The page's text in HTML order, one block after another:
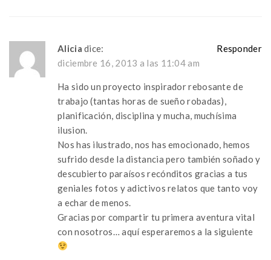
Alicia dice:
diciembre 16, 2013 a las 11:04 am
Ha sido un proyecto inspirador rebosante de
trabajo (tantas horas de sueño robadas),
planificación, disciplina y mucha, muchísima
ilusion.
Nos has ilustrado, nos has emocionado, hemos
sufrido desde la distancia pero también soñado y
descubierto paraísos recónditos gracias a tus
geniales fotos y adictivos relatos que tanto voy
a echar de menos.
Gracias por compartir tu primera aventura vital
con nosotros… aquí esperaremos a la siguiente
Responder